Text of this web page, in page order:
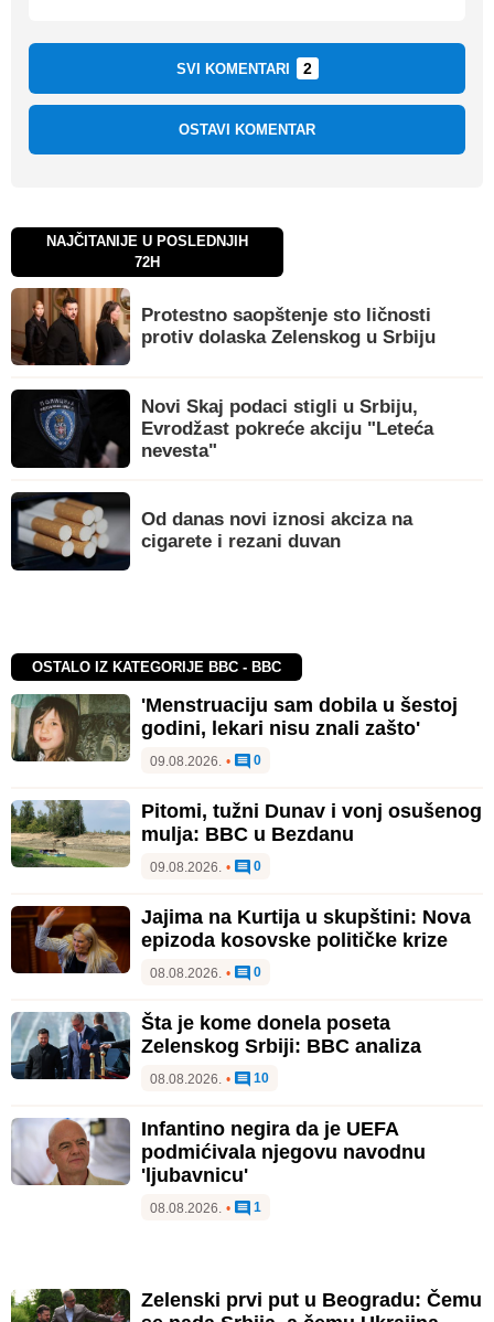
SVI KOMENTARI 2
OSTAVI KOMENTAR
NAJČITANIJE U POSLEDNJIH
72H
Protestno saopštenje sto ličnosti
protiv dolaska Zelenskog u Srbiju
Novi Skaj podaci stigli u Srbiju,
Evrodžast pokreće akciju "Leteća
nevesta"
Od danas novi iznosi akciza na
cigarete i rezani duvan
OSTALO IZ KATEGORIJE BBC - BBC
'Menstruaciju sam dobila u šestoj
godini, lekari nisu znali zašto'
09.08.2026. • 0
Pitomi, tužni Dunav i vonj osušenog
mulja: BBC u Bezdanu
09.08.2026. • 0
Jajima na Kurtija u skupštini: Nova
epizoda kosovske političke krize
08.08.2026. • 0
Šta je kome donela poseta
Zelenskog Srbiji: BBC analiza
08.08.2026. • 10
Infantino negira da je UEFA
podmićivala njegovu navodnu
'ljubavnicu'
08.08.2026. • 1
Zelenski prvi put u Beogradu: Čemu